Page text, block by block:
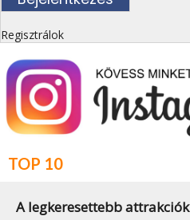
Regisztrálok
TOP 10
A legkeresettebb attrakciók